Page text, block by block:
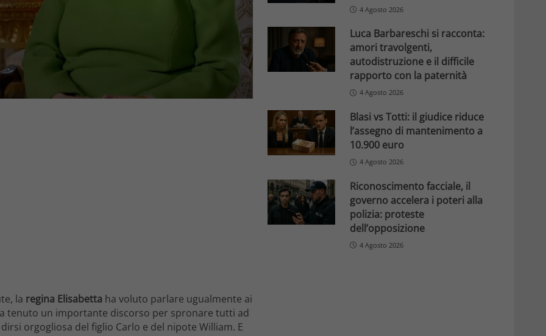
la regina Elisabetta ha voluto parlare ugualmente ai
tenuto un importante discorso per spronare tutti ad
orgogliosa del figlio Carlo e del nipote William. E
4 Agosto 2026
Luca Barbareschi si racconta:
amori travolgenti,
autodistruzione e il difficile
rapporto con la paternità
4 Agosto 2026
Blasi vs Totti: il giudice riduce
l’assegno di mantenimento a
10.900 euro
4 Agosto 2026
Riconoscimento facciale, il
governo accelera i poteri alla
polizia: proteste
dell’opposizione
4 Agosto 2026